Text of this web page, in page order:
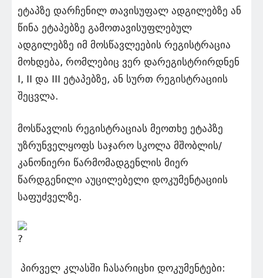
ეტაპზე დარჩენილ თავისუფალ ადგილებზე ან
წინა ეტაპებზე გამოთავისუფლებულ
ადგილებზე იმ მოსწავლეების რეგისტრაცია
მოხდება, რომლებიც ვერ დარეგისტრირდნენ
I, II და III ეტაპებზე, ან სურთ რეგისტრაციის
შეცვლა.
მოსწავლის რეგისტრაციას მეოთხე ეტაპზე
უზრუნველყოფს საჯარო სკოლა მშობლის/
კანონიერი წარმომადგენლის მიერ
წარდგენილი აუცილებელი დოკუმენტაციის
საფუძველზე.
პირველ კლასში ჩასარიცხი დოკუმენტები: